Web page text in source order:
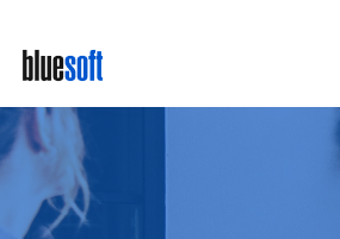
main
content